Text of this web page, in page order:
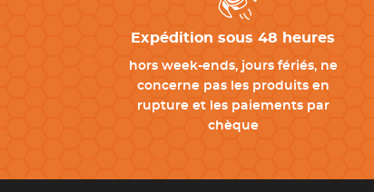
Expédition sous 48 heures
hors week-ends, jours fériés, ne
concerne pas les produits en
rupture et les paiements par
chèque